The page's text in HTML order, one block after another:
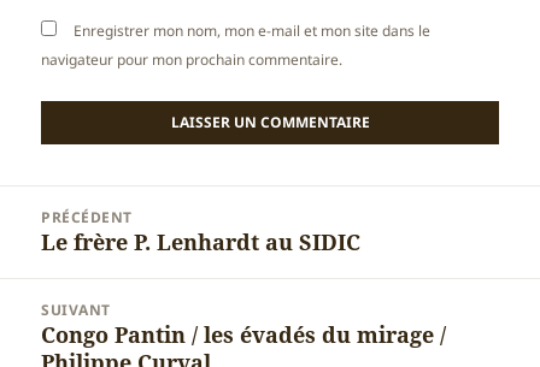
Enregistrer mon nom, mon e-mail et mon site dans le
navigateur pour mon prochain commentaire.
l’article
PRÉCÉDENT
Article
Le frère P. Lenhardt au SIDIC
SUIVANT
Article
Congo Pantin / les évadés du mirage /